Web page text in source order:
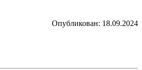
Опубликован: 18.09.2024